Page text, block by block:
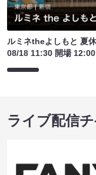
ルミネtheよしもと 夏
08/18 11:30 開場
ライブ配信